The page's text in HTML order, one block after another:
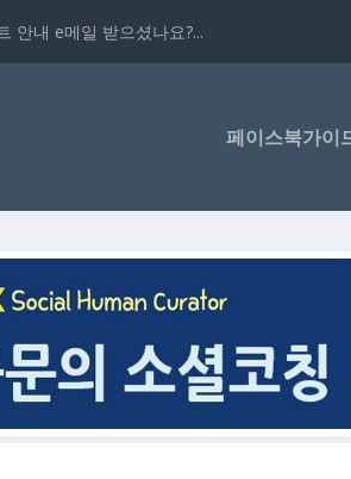
안내 e메일 받으셨나요?...
페이스북가이